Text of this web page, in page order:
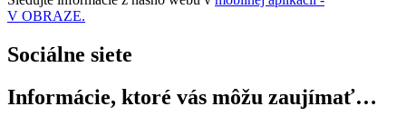
V OBRAZE.
Sociálne siete
Informácie, ktoré vás môžu zaujímať…